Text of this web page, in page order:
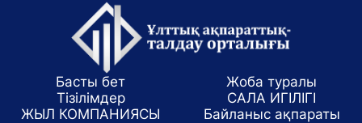
Басты бет
Жоба туралы
Тізілімдер
САЛА ИГІЛІГІ
ЖЫЛ КОМПАНИЯСЫ
Байланыс ақпараты